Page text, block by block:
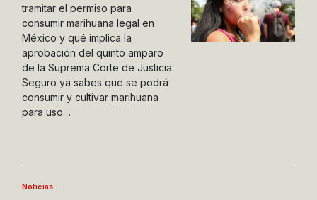
tramitar el permiso para
consumir marihuana legal en
México y qué implica la
aprobación del quinto amparo
de la Suprema Corte de Justicia.
Seguro ya sabes que se podrá
consumir y cultivar marihuana
para uso…
Noticias